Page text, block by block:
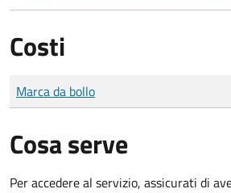
Costi
Tipo di pagamento
Importo
Marca da bollo
Cosa serve
Per accedere al servizio, assicurati di